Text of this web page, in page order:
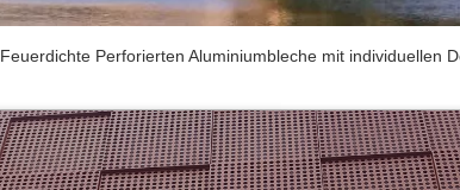
Feuerdichte Perforierten Aluminiumbleche mit individuellen